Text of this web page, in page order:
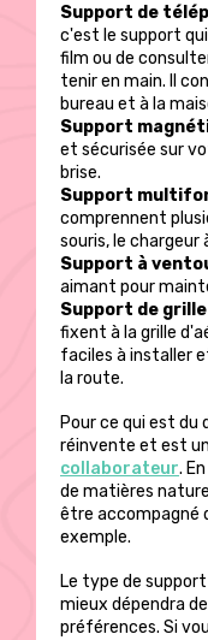
Support de
c'est le support
film ou de
tenir en main. Il
bureau et à la
Support
et sécurisée sur
brise.
Support
comprennent
souris, le chargeur
Support à
aimant pour
Support de
fixent à la grille
faciles à installer
la route.
Pour ce qui est du
réinvente et est
collaborateur.
de matières
être accompagné
exemple.
Le type de
mieux dépendra
préférences. Si